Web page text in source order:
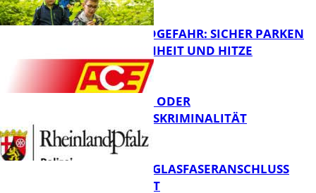
FB News
FB News
WALDBRANDGEFAHR: SICHER PARKEN
BEI TROCKENHEIT UND HITZE
CYBERCRIME ODER
WIRTSCHAFTSKRIMINALITÄT
WARUM EIN GLASFASERANSCHLUSS
SINNVOLL IST